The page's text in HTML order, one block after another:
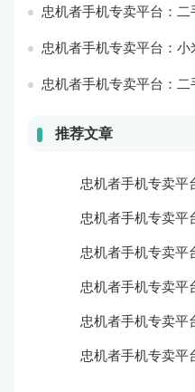
忠机者手机专卖平台：二手手机行
忠机者手机专卖平台：小米公司发布新款
忠机者手机专卖平台：二手vivo
推荐文章